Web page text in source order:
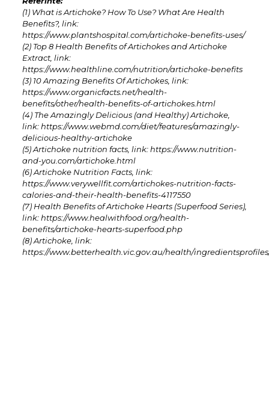
(1) What is Artichoke? How To Use? What Are Health
Benefits?, link:
https://www.plantshospital.com/artichoke-benefits-uses/
(2) Top 8 Health Benefits of Artichokes and Artichoke
Extract, link:
https://www.healthline.com/nutrition/artichoke-benefits
(3) 10 Amazing Benefits Of Artichokes, link:
https://www.organicfacts.net/health-
benefits/other/health-benefits-of-artichokes.html
(4) The Amazingly Delicious (and Healthy) Artichoke,
link: https://www.webmd.com/diet/features/amazingly-
delicious-healthy-artichoke
(5) Artichoke nutrition facts, link: https://www.nutrition-
and-you.com/artichoke.html
(6) Artichoke Nutrition Facts, link:
https://www.verywellfit.com/artichokes-nutrition-facts-
calories-and-their-health-benefits-4117550
(7) Health Benefits of Artichoke Hearts (Superfood Series),
link: https://www.healwithfood.org/health-
benefits/artichoke-hearts-superfood.php
(8) Artichoke, link:
https://www.betterhealth.vic.gov.au/health/